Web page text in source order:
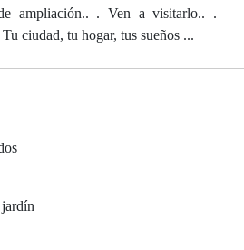
ampliación.. . Ven a visitarlo.. .
ciudad, tu hogar, tus sueños ...